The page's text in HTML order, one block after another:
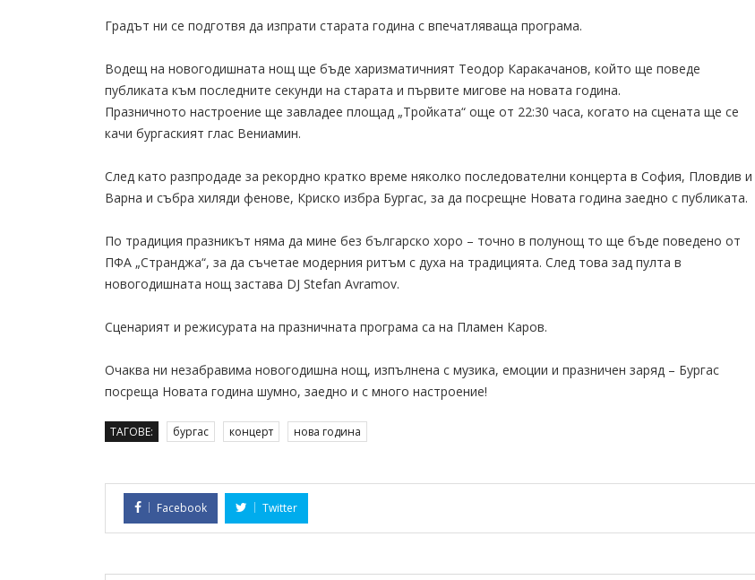
Градът ни се подготвя да изпрати старата година с впечатляваща програма.
Водещ на новогодишната нощ ще бъде харизматичният Теодор Каракачанов, който ще поведе
публиката към последните секунди на старата и първите мигове на новата година.
Празничното настроение ще завладее площад „Тройката“ още от 22:30 часа, когато на сцената ще се
качи бургаският глас Вениамин.
След като разпродаде за рекордно кратко време няколко последователни концерта в София, Пловдив и
Варна и събра хиляди фенове, Криско избра Бургас, за да посрещне Новата година заедно с публиката.
По традиция празникът няма да мине без българско хоро – точно в полунощ то ще бъде поведено от
ПФА „Странджа“, за да съчетае модерния ритъм с духа на традицията. След това зад пулта в
новогодишната нощ застава DJ Stefan Avramov.
Сценарият и режисурата на празничната програма са на Пламен Каров.
Очаква ни незабравима новогодишна нощ, изпълнена с музика, емоции и празничен заряд – Бургас
посреща Новата година шумно, заедно и с много настроение!
ТАГОВЕ: бургас концерт нова година
Facebook Twitter